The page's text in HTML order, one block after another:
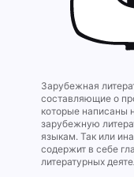
Зарубежная
составляющие о
которые написаны
зарубежную
языкам. Так или
содержит в себе
литературных